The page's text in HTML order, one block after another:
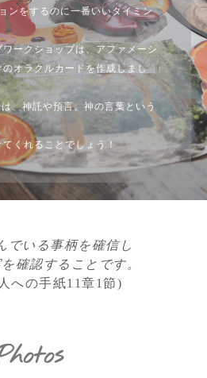
ンをするのに一番いいタイミン
ークショップは、アファメーシ
のオラクルカードを作成しまし
、神託や預言、神の言葉という
くれることでしょう！
でいる事柄を確信し
確認することです。
への手紙11章1節)